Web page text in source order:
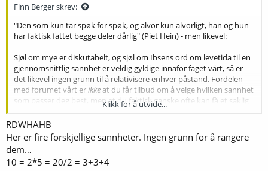
Finn Berger skrev:
"Den som kun tar spøk for spøk, og alvor kun alvorligt, han og hun
har faktisk fattet begge deler dårlig" (Piet Hein) - men likevel:
Sjøl om mye er diskutabelt, og sjøl om Ibsens ord om levetida til en
gjennomsnittlig sannhet er veldig gyldige innafor faget vårt, så er
det likevel ingen grunn til å relativisere enhver påstand. Fordelen
med forumet vårt erikkeat du får tilbud om å velge hvilken sannhet
som passer deg best, men at du faktisk ganske ofte kan få et saklig
grunnlag for å avgjøre hvilken sannhet som er den rimeligste. Og at
vi forhåpentligvis samtidig klarer å formidle at bryggeprosessen er
komplisert og rommer mye som ikke er fullt ut forstått, sånn at man
skal være veldig forsiktig med å være skråsikker. (Vi kan riktignok
fastslå at noe er feil, men vi kan aldri bevise at noe er sant - det er
vel noe de fleste har fått med seg.)
Klikk for å utvide...
RDWHAHB
Her er fire forskjellige sannheter. Ingen grunn for å rangere
dem…
10 = 2*5 = 20/2 = 3+3+4